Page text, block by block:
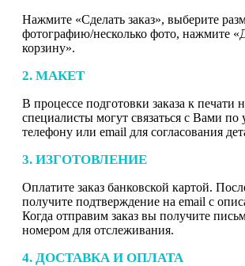
Нажмите «Сделать заказ», выберите
фотографию/несколько фото, нажмите
корзину».
2. МАКЕТ
В процессе подготовки заказа к печати
специалисты могут связаться с Вами по
телефону или email для согласования
3. ИЗГОТОВЛЕНИЕ
Оплатите заказ банковской картой.
получите подтверждение на email с
Когда отправим заказ вы получите
номером для отслеживания.
4. ДОСТАВКА И ОПЛАТА